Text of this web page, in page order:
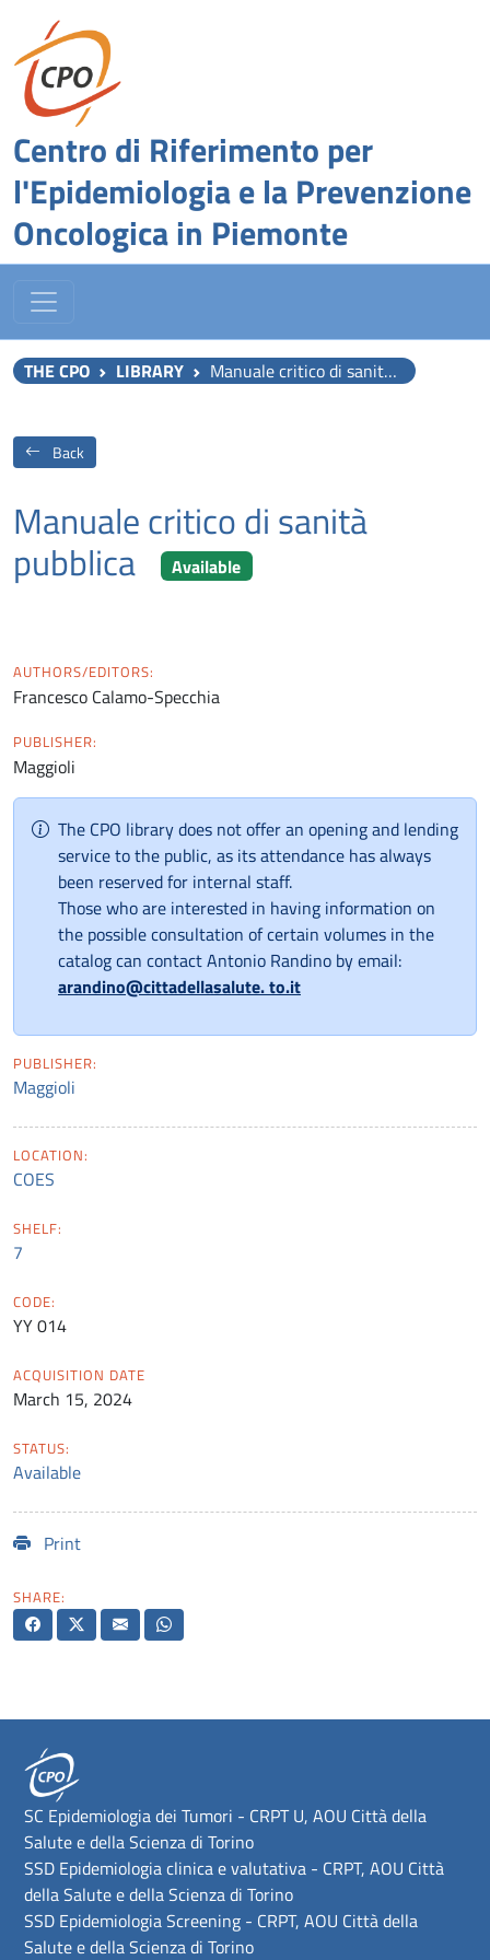
Centro di Riferimento per
l'Epidemiologia e la Prevenzione
Oncologica in Piemonte
THE CPO LIBRARY Manuale critico di sanità pubblica
Back
Manuale critico di sanità
pubblica Available
AUTHORS/EDITORS:
Francesco Calamo-Specchia
PUBLISHER:
Maggioli
The CPO library does not offer an opening and lending
service to the public, as its attendance has always
been reserved for internal staff.
Those who are interested in having information on
the possible consultation of certain volumes in the
catalog can contact Antonio Randino by email:
arandino@cittadellasalute. to.it
PUBLISHER:
Maggioli
LOCATION:
COES
SHELF:
7
CODE:
YY 014
ACQUISITION DATE
March 15, 2024
STATUS:
Available
Print
SHARE:
SC Epidemiologia dei Tumori - CRPT U, AOU Città della
Salute e della Scienza di Torino
SSD Epidemiologia clinica e valutativa - CRPT, AOU Città
della Salute e della Scienza di Torino
SSD Epidemiologia Screening - CRPT, AOU Città della
Salute e della Scienza di Torino